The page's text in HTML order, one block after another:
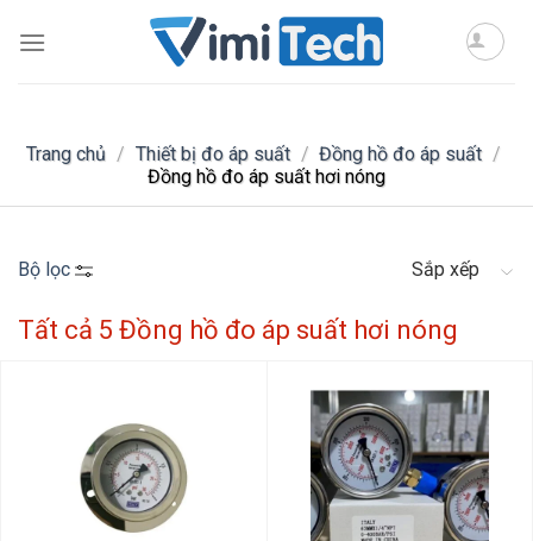
Trang chủ / Thiết bị đo áp suất / Đồng hồ đo áp suất /
Đồng hồ đo áp suất hơi nóng
Bộ lọc Sắp xếp
Tất cả 5 Đồng hồ đo áp suất hơi nóng